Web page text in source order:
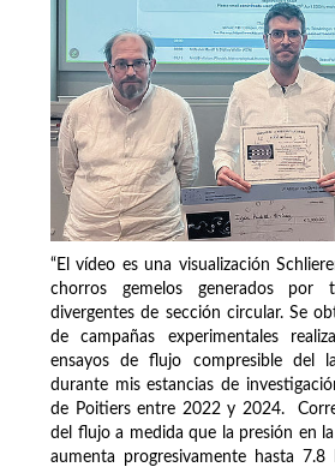
“El vídeo es una visualización
chorros gemelos generados por
divergentes de sección circular. Se
de campañas experimentales
ensayos de flujo compresible del
durante mis estancias de
de Poitiers entre 2022 y 2024.
del flujo a medida que la presión en
aumenta progresivamente hasta